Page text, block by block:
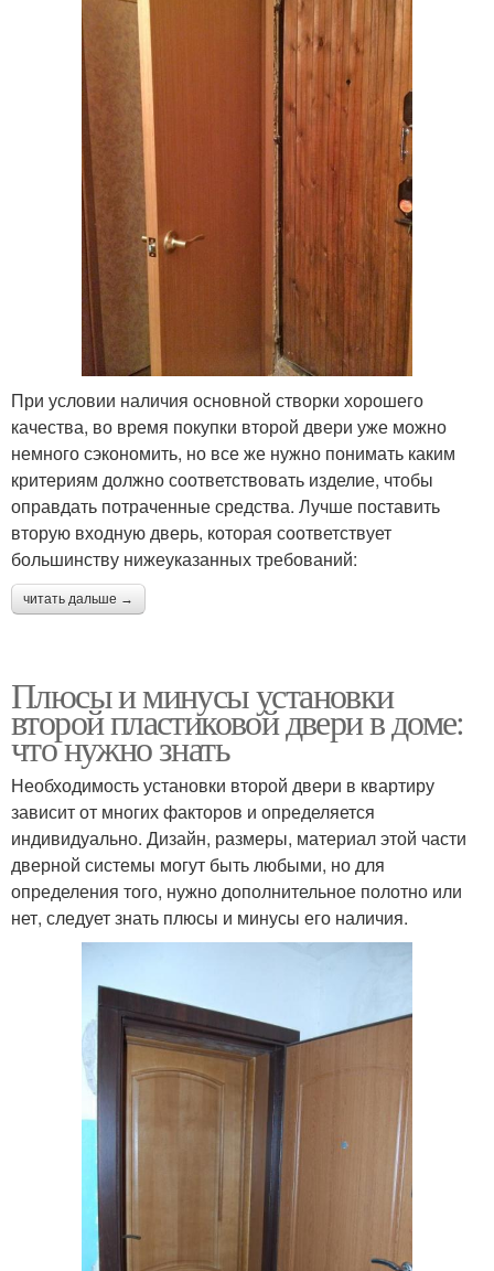
При условии наличия основной створки хорошего
качества, во время покупки второй двери уже можно
немного сэкономить, но все же нужно понимать каким
критериям должно соответствовать изделие, чтобы
оправдать потраченные средства. Лучше поставить
вторую входную дверь, которая соответствует
большинству нижеуказанных требований:
читать дальше →
Плюсы и минусы установки
второй пластиковой двери в доме:
что нужно знать
Необходимость установки второй двери в квартиру
зависит от многих факторов и определяется
индивидуально. Дизайн, размеры, материал этой части
дверной системы могут быть любыми, но для
определения того, нужно дополнительное полотно или
нет, следует знать плюсы и минусы его наличия.